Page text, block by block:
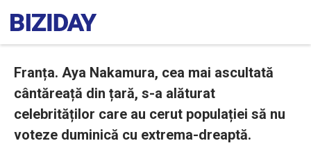
Franța. Aya Nakamura, cea mai ascultată
cântăreață din țară, s-a alăturat
celebrităților care au cerut populației să nu
voteze duminică cu extrema-dreaptă.